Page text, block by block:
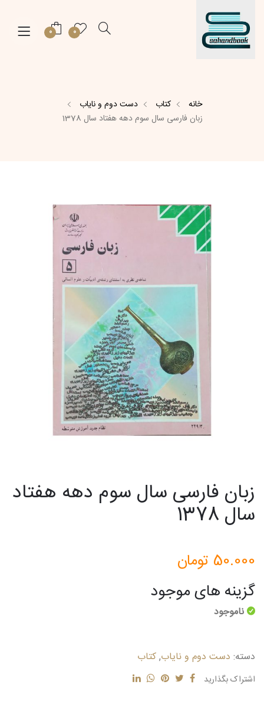
0
0
خانه کتاب
دست دوم و نایاب
زبان فارسی سال سوم دهه هفتاد سال 1378
زبان فارسی سال سوم دهه هفتاد
سال 1378
50.000 تومان
گزینه های موجود
ناموجود
دسته: دست دوم و نایاب,کتاب
اشتراک بگذارید